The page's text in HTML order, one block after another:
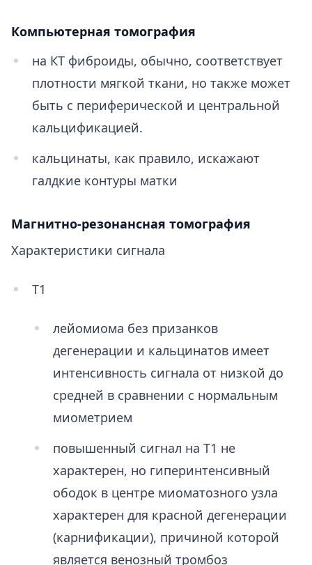
Компьютерная томография
на КТ фиброиды, обычно, соответствует
плотности мягкой ткани, но также может
быть с периферической и центральной
кальцификацией.
кальцинаты, как правило, искажают
галдкие контуры матки
Магнитно-резонансная томография
Характеристики сигнала
Т1
лейомиома без призанков
дегенерации и кальцинатов имеет
интенсивность сигнала от низкой до
средней в сравнении с нормальным
миометрием
повышенный сигнал на Т1 не
характерен, но гиперинтенсивный
ободок в центре миоматозного узла
характерен для красной дегенерации
(карнификации), причиной которой
является венозный тромбоз